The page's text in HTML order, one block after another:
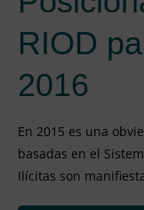
RIOD
2016
En 2015 es una
basadas en el
Ilícitas son